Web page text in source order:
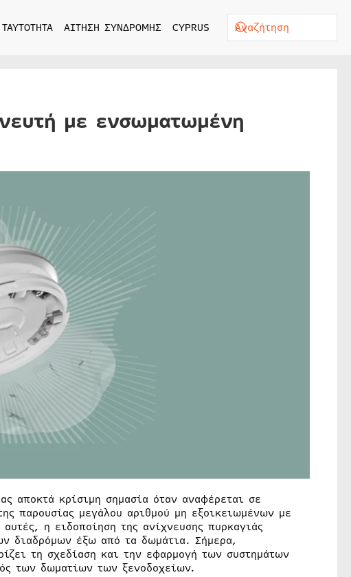
ΤΑΥΤΟΤΗΤΑ ΑΙΤΗΣΗ ΣΥΝΔΡΟΜΗΣ CYPRUS
με ενσωματωμένη
αποκτά κρίσιμη σημασία όταν αναφέρεται σε
παρουσίας μεγάλου αριθμού μη εξοικειωμένων με
η ειδοποίηση της ανίχνευσης πυρκαγιάς
διαδρόμων έξω από τα δωμάτια. Σήμερα,
τη σχεδίαση και την εφαρμογή των συστημάτων
των δωματίων των ξενοδοχείων.